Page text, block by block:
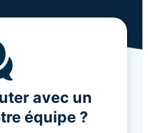
avec un
équipe ?